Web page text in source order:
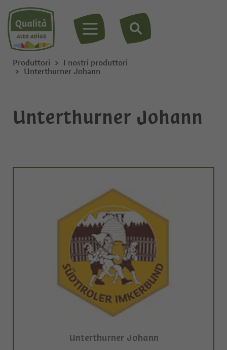
MENU
Produttori
I nostri produttori
Unterthurner Johann
Unterthurner Johann
Unterthurner Johann